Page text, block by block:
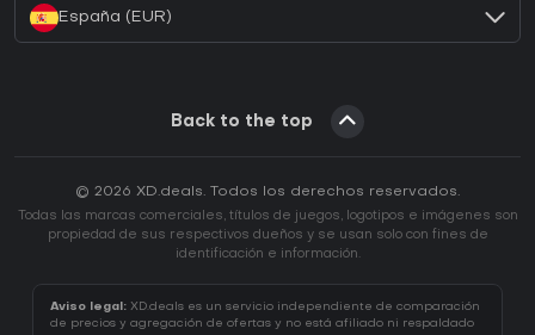
España (EUR)
Back to the top
© 2026 XD.deals. Todos los derechos reservados.
Todas las marcas comerciales, títulos de juegos, logotipos e imágenes son
propiedad de sus respectivos dueños y se usan solo con fines de
identificación e información.
Aviso legal: XD.deals es un servicio independiente de comparación
de precios y agregación de ofertas y no está afiliado ni respaldado